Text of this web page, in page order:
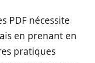
PDF nécessite
en prenant en
pratiques